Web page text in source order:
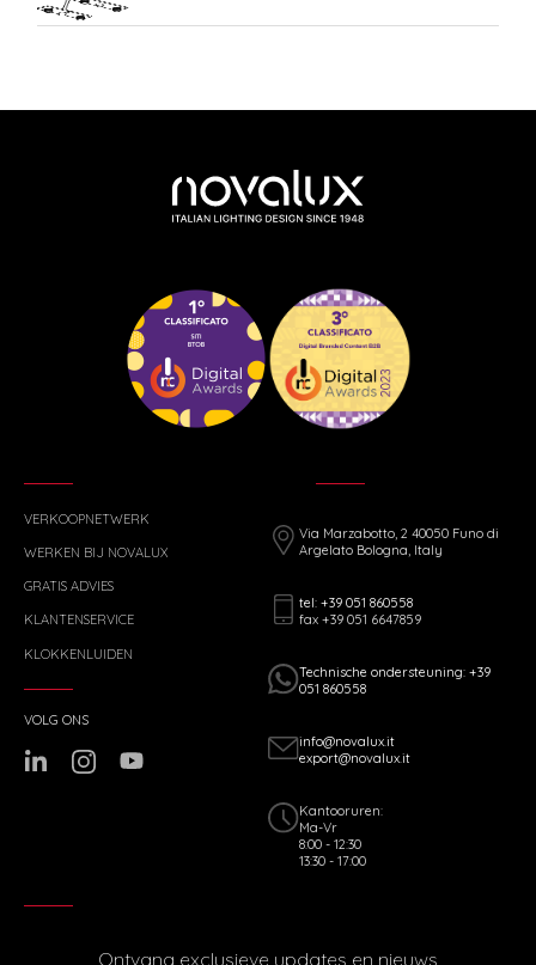
VERKOOPNETWERK
WERKEN BIJ NOVALUX
GRATIS ADVIES
KLANTENSERVICE
KLOKKENLUIDEN
Via Marzabotto, 2 40050 Funo di
Argelato Bologna, Italy
tel: +39 051 860558
fax +39 051 6647859
Technische ondersteuning: +39
051 860558
info@novalux.it
export@novalux.it
Kantooruren:
Ma-Vr
8:00 - 12:30
13:30 - 17:00
VOLG ONS
Ontvang exclusieve updates en nieuws